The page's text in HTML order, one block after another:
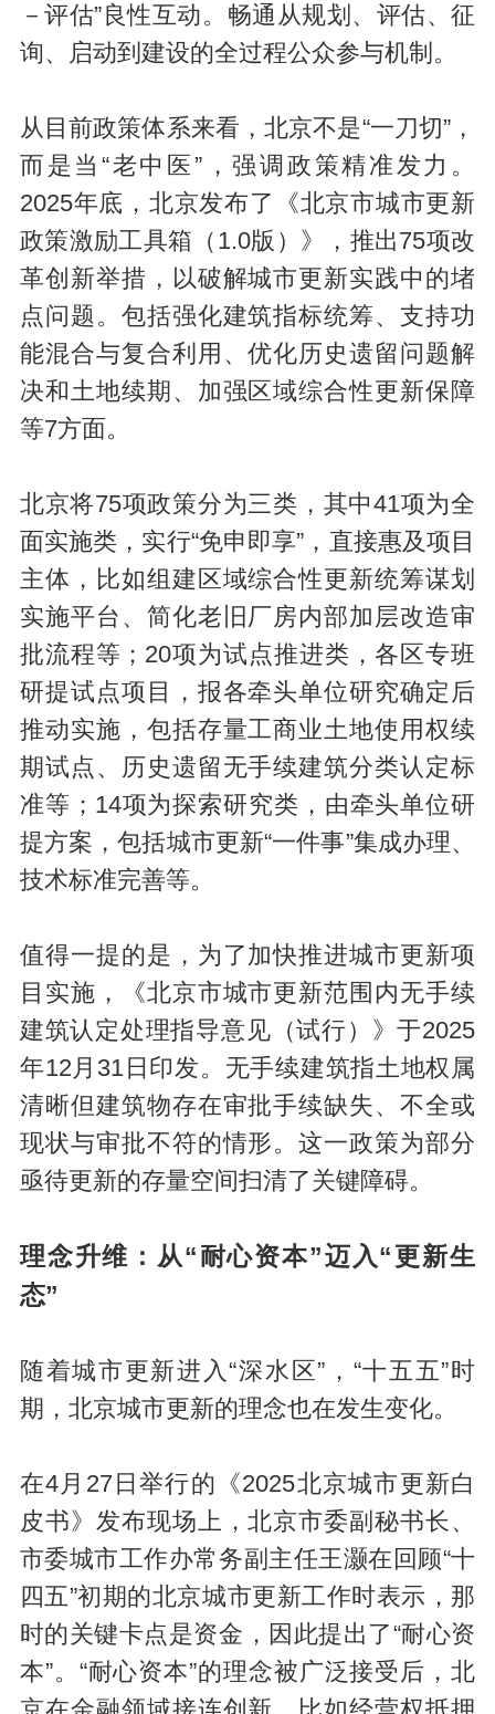
－评估”良性互动。畅通从规划、评估、征
询、启动到建设的全过程公众参与机制。
从目前政策体系来看，北京不是“一刀切”，
而是当“老中医”，强调政策精准发力。
2025年底，北京发布了《北京市城市更新
政策激励工具箱（1.0版）》，推出75项改
革创新举措，以破解城市更新实践中的堵
点问题。包括强化建筑指标统筹、支持功
能混合与复合利用、优化历史遗留问题解
决和土地续期、加强区域综合性更新保障
等7方面。
北京将75项政策分为三类，其中41项为全
面实施类，实行“免申即享”，直接惠及项目
主体，比如组建区域综合性更新统筹谋划
实施平台、简化老旧厂房内部加层改造审
批流程等；20项为试点推进类，各区专班
研提试点项目，报各牵头单位研究确定后
推动实施，包括存量工商业土地使用权续
期试点、历史遗留无手续建筑分类认定标
准等；14项为探索研究类，由牵头单位研
提方案，包括城市更新“一件事”集成办理、
技术标准完善等。
值得一提的是，为了加快推进城市更新项
目实施，《北京市城市更新范围内无手续
建筑认定处理指导意见（试行）》于2025
年12月31日印发。无手续建筑指土地权属
清晰但建筑物存在审批手续缺失、不全或
现状与审批不符的情形。这一政策为部分
亟待更新的存量空间扫清了关键障碍。
理念升维：从“耐心资本”迈入“更新生
态”
随着城市更新进入“深水区”，“十五五”时
期，北京城市更新的理念也在发生变化。
在4月27日举行的《2025北京城市更新白
皮书》发布现场上，北京市委副秘书长、
市委城市工作办常务副主任王灏在回顾“十
四五”初期的北京城市更新工作时表示，那
时的关键卡点是资金，因此提出了“耐心资
本”。“耐心资本”的理念被广泛接受后，北